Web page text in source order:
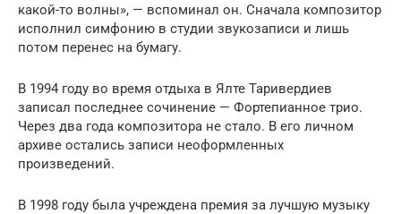
какой-то волны», — вспоминал он. Сначала композитор
исполнил симфонию в студии звукозаписи и лишь
потом перенес на бумагу.
В 1994 году во время отдыха в Ялте Таривердиев
записал последнее сочинение — Фортепианное трио.
Через два года композитора не стало. В его личном
архиве остались записи неоформленных
произведений.
В 1998 году была учреждена премия за лучшую музыку